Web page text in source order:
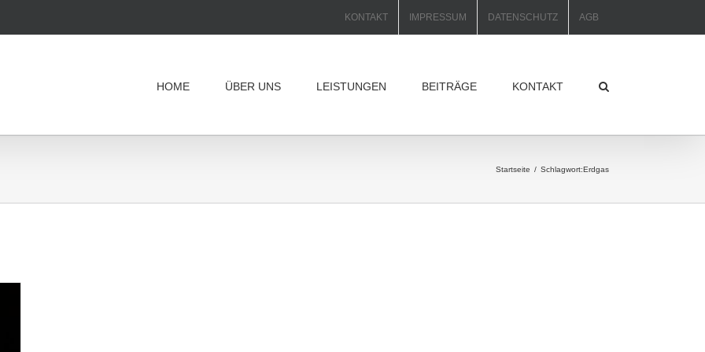
KONTAKT IMPRESSUM DATENSCHUTZ AGB
HOME ÜBER UNS LEISTUNGEN BEITRÄGE KONTAKT
Startseite Schlagwort:Erdgas